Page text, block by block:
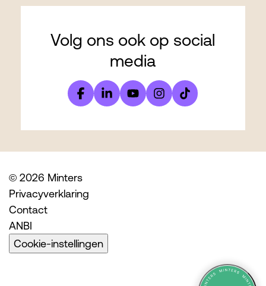
Volg ons ook op social
media
© 2026 Minters
Privacyverklaring
Contact
ANBI
Cookie-instellingen